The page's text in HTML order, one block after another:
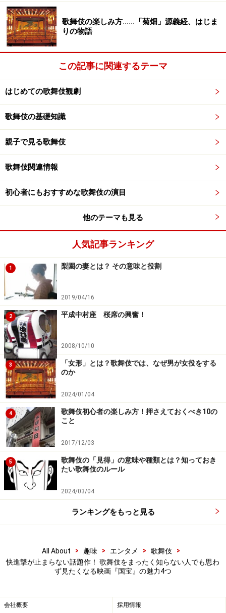
歌舞伎の楽しみ方……「菊畑」源義経、はじま
りの物語
この記事に関連するテーマ
はじめての歌舞伎観劇
歌舞伎の基礎知識
親子で見る歌舞伎
歌舞伎関連情報
初心者にもおすすめな歌舞伎の演目
他のテーマも見る
人気記事ランキング
1 梨園の妻とは？ その意味と役割
2019/04/16
2 平成中村座 桜席の興奮！
2008/10/10
3
「女形」とは？歌舞伎では、なぜ男が女役をする
のか
2024/01/04
4
歌舞伎初心者の楽しみ方！押さえておくべき10の
こと
2017/12/03
5
歌舞伎の「見得」の意味や種類とは？知っておき
たい歌舞伎のルール
2024/03/04
ランキングをもっと見る
All About > 趣味 > エンタメ > 歌舞伎
>
快進撃が止まらない話題作！ 歌舞伎をまったく知らない人でも思わ
ず見たくなる映画『国宝』の魅力4つ
会社概要 採用情報